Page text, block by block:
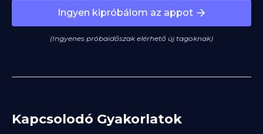
Ingyen kipróbálom az appot
(Ingyenes próbaidőszak elérhető új tagoknak)
Kapcsolodó Gyakorlatok